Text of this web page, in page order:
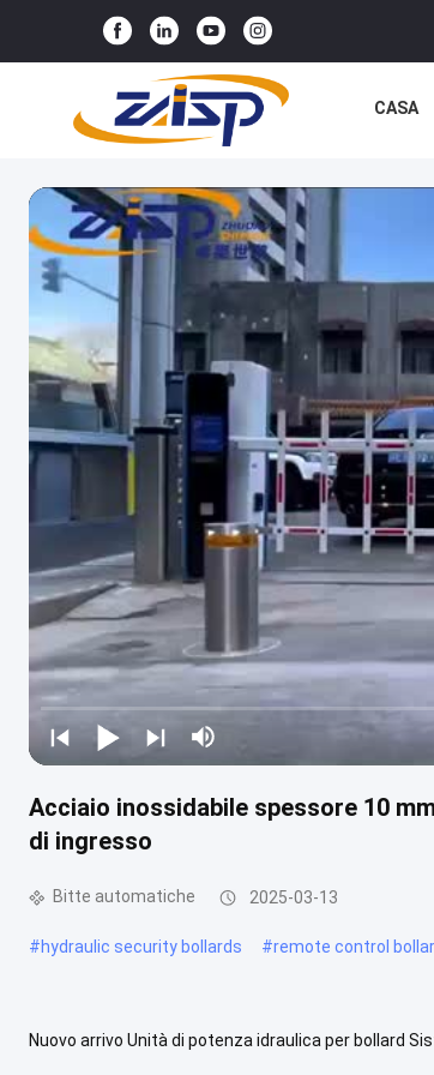
CASA
Acciaio inossidabile spessore 10
di ingresso
Bitte automatiche 2025-03-13
#hydraulic security bollards #remote control
Nuovo arrivo Unità di potenza idraulica per bollard